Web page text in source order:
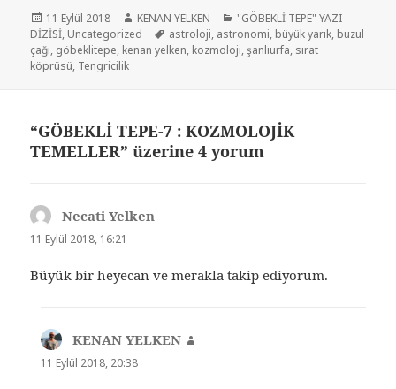
b
o
o
k
t
e
r
d
I
n
s
A
p
l
o
o
k
m
e
r
e
Yayın
tarihi
11 Eylül 2018 Yazar
KENAN YELKEN Kategoriler
"GÖBEKLİ TEPE" YAZI
DİZİSİ, Uncategorized Etiketler
astroloji, astronomi, büyük yarık, buzul
çağı, göbeklitepe, kenan yelken, kozmoloji,şanlıurfa, sırat
köprüsü, Tengricilik
“GÖBEKLİ TEPE-7 : KOZMOLOJİK
TEMELLER” üzerine 4 yorum
Necati Yelken
11 Eylül 2018, 16:21
Büyük bir heyecan ve merakla takip ediyorum.
KENAN YELKEN
11 Eylül 2018, 20:38